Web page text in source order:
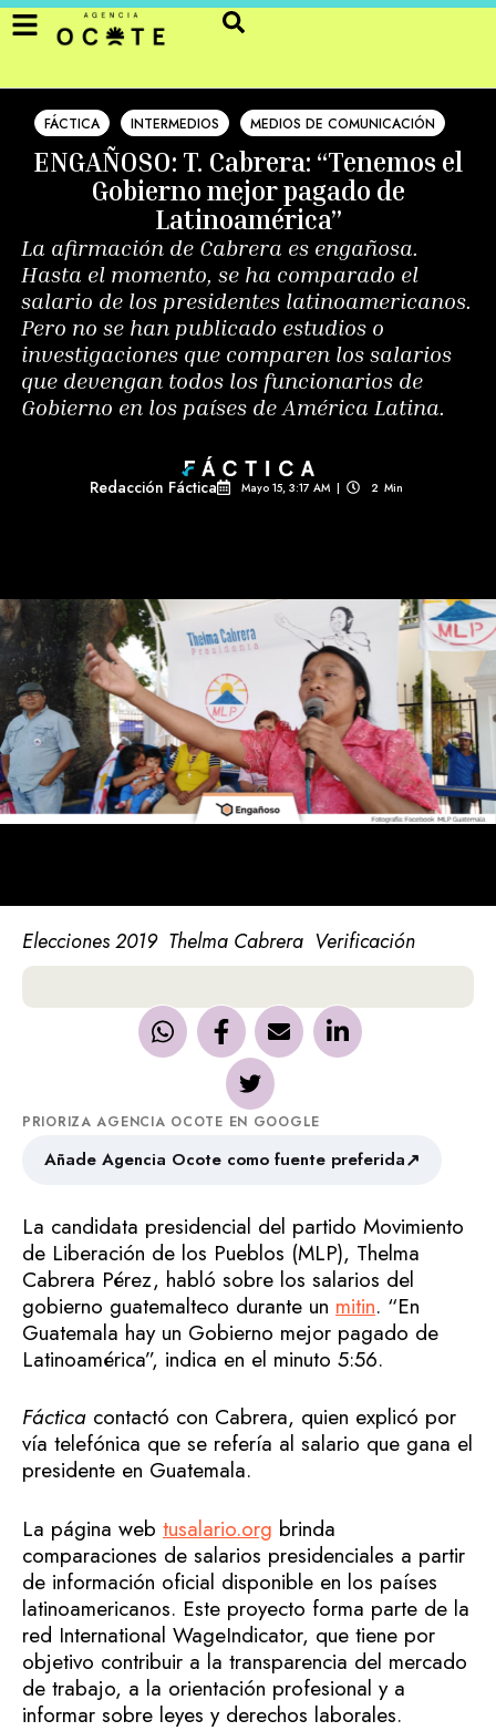
FÁCTICA INTERMEDIOS MEDIOS DE COMUNICACIÓN
ENGAÑOSO: T. Cabrera: “Tenemos el
Gobierno mejor pagado de
Latinoamérica”
La afirmación de Cabrera es engañosa.
Hasta el momento, se ha comparado el
salario de los presidentes latinoamericanos.
Pero no se han publicado estudios o
investigaciones que comparen los salarios
que devengan todos los funcionarios de
Gobierno en los países de América Latina.
Redacción Fáctica Mayo 15, 3:17 AM | 2 Min
Elecciones 2019 Thelma Cabrera Verificación
PRIORIZA AGENCIA OCOTE EN GOOGLE
Añade Agencia Ocote como fuente preferida↗
La candidata presidencial del partido Movimiento
de Liberación de los Pueblos (MLP), Thelma
Cabrera Pérez, habló sobre los salarios del
gobierno guatemalteco durante un mitin. “En
Guatemala hay un Gobierno mejor pagado de
Latinoamérica”, indica en el minuto 5:56.
Fáctica contactó con Cabrera, quien explicó por
vía telefónica que se refería al salario que gana el
presidente en Guatemala.
La página web tusalario.org brinda
comparaciones de salarios presidenciales a partir
de información oficial disponible en los países
latinoamericanos. Este proyecto forma parte de la
red International WageIndicator, que tiene por
objetivo contribuir a la transparencia del mercado
de trabajo, a la orientación profesional y a
informar sobre leyes y derechos laborales.